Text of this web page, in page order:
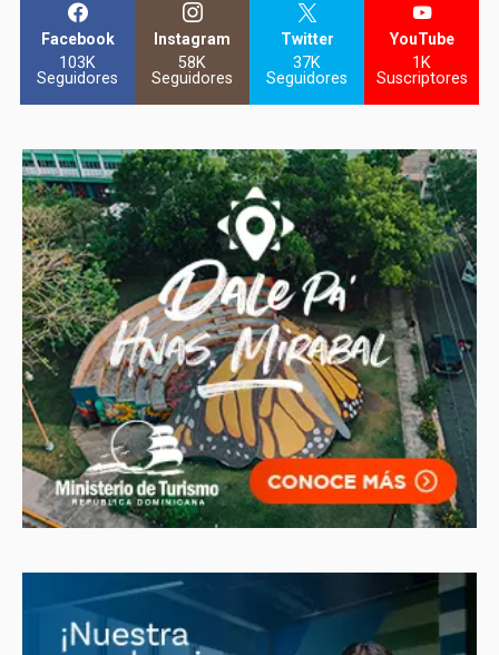
Facebook
103K
Seguidores
Instagram
58K
Seguidores
Twitter
37K
Seguidores
YouTube
1K
Suscriptores